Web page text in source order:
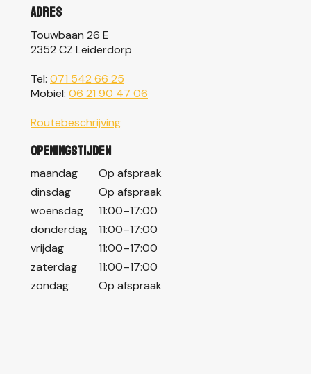
Adres
Touwbaan 26 E
2352 CZ Leiderdorp
Tel: 071 542 66 25
Mobiel: 06 21 90 47 06
Routebeschrijving
Openingstijden
maandag
Op afspraak
dinsdag
Op afspraak
woensdag
11:00–17:00
donderdag
11:00–17:00
vrijdag
11:00–17:00
zaterdag
11:00–17:00
zondag
Op afspraak